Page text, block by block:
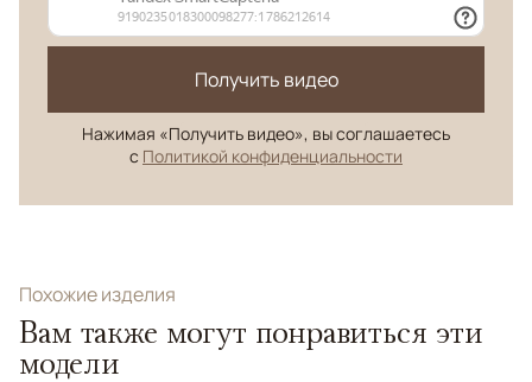
Получить видео
Нажимая «Получить видео», вы соглашаетесь
с Политикой конфиденциальности
Похожие изделия
Вам также могут понравиться эти
модели